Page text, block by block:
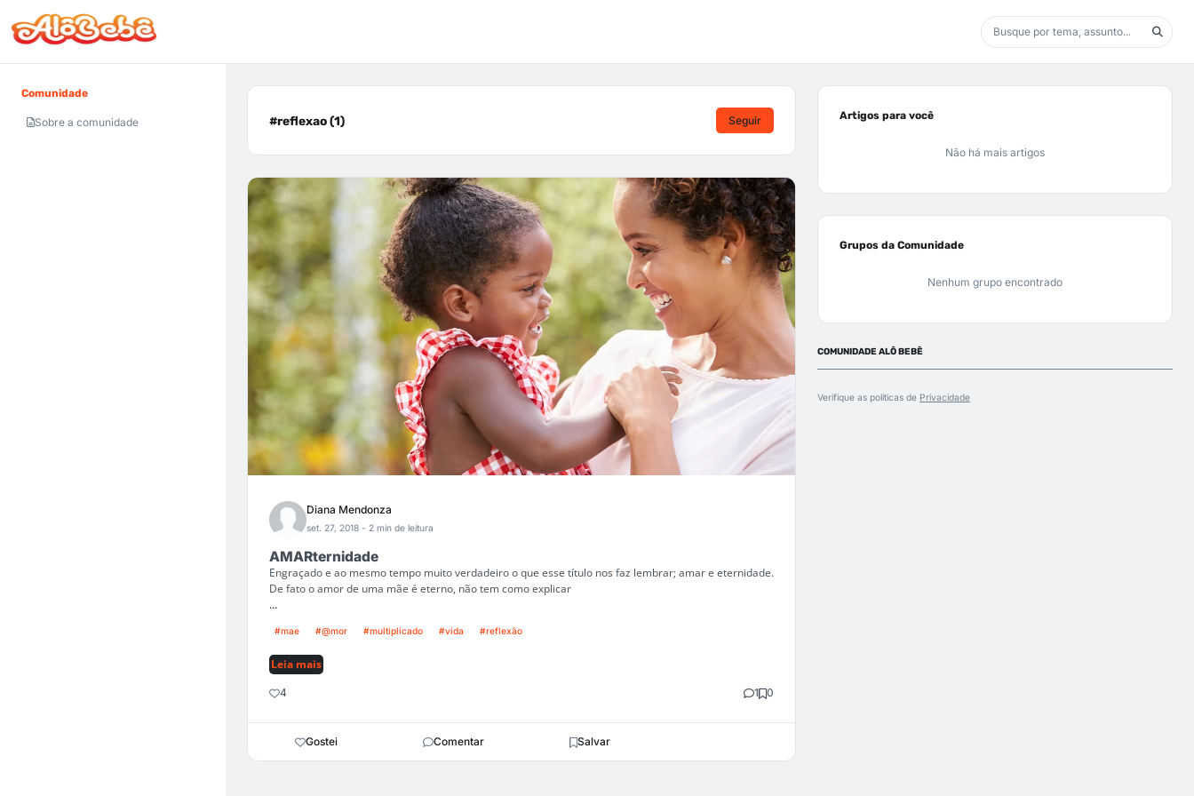
Comunidade
Sobre a comunidade #reflexao (1) Seguir
Diana Mendonza
set. 27, 2018 - 2 min de leitura
AMARternidade
Engraçado e ao mesmo tempo muito verdadeiro o que esse título nos faz lembrar; amar e eternidade.
De fato o amor de uma mãe é eterno, não tem como explicar
...
#mae #@mor #multiplicado #vida #reflexão
Leia mais
4 1 0
Gostei Comentar Salvar
Artigos para você
Não há mais artigos
Grupos da Comunidade
Nenhum grupo encontrado
COMUNIDADE ALÔ BEBÊ
Verifique as políticas de Privacidade